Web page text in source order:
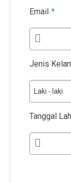
Email *
Jenis
Laki - laki
Tanggal